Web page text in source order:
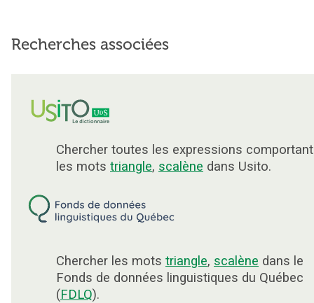
Recherches associées
Chercher toutes les expressions comportant
les mots triangle, scalène dans Usito.
Chercher les mots triangle, scalène dans le
Fonds de données linguistiques du Québec
(FDLQ).